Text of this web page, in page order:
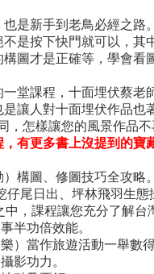
是新手到老鳥必經之路
是按下快門就可以，其
圖才是正確等，學會看
堂課程，十面埋伏蔡老
讓人對十面埋伏作品也
怎樣讓您的風景作品不
有更多書上沒提到的寶
構圖、修圖技巧全攻略。
尾日出、坪林飛羽生態
，課程讓您充分了解台
半功倍效能。
）當作旅遊活動一舉數得
影功力。